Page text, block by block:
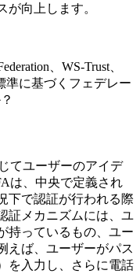
が向上します。
、WS-Trust、
準に基づくフェデレー
てユーザーのアイデ
は、中央で定義され
下で認証が行われる際
証メカニズムには、ユ
持っているもの、ユー
えば、ユーザーがパス
を入力し、さらに電話